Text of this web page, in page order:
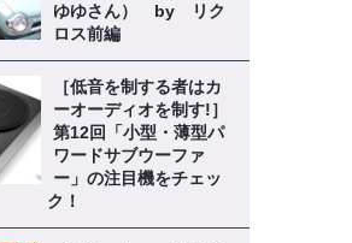
ゆゆさん） by リク
ロス前編
［低音を制する者はカ
ーオーディオを制す!］
第12回「小型・薄型パ
ワードサブウーファ
ー」の注目機をチェッ
ク！